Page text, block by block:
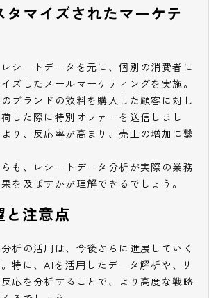
タマイズされたマーケテ
シートデータを元に、個別の消費者に
ズしたメールマーケティングを実施。
ブランドの飲料を購入した顧客に対し
した際に特別オファーを送信しまし
り、反応率が高まり、売上の増加に繋
も、レシートデータ分析が実際の業務
を及ぼすかが理解できるでしょう。
と注意点
析の活用は、今後さらに進展していく
特に、AIを活用したデータ解析や、リ
応を分析することで、より高度な戦略